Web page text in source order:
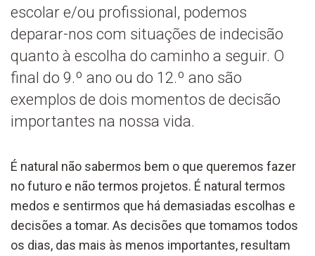
escolar e/ou profissional, podemos
deparar-nos com situações de indecisão
quanto à escolha do caminho a seguir. O
final do 9.º ano ou do 12.º ano são
exemplos de dois momentos de decisão
importantes na nossa vida.
É natural não sabermos bem o que queremos fazer
no futuro e não termos projetos. É natural termos
medos e sentirmos que há demasiadas escolhas e
decisões a tomar. As decisões que tomamos todos
os dias, das mais às menos importantes, resultam